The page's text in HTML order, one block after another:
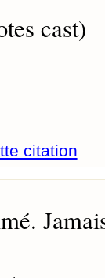
cast)
citation